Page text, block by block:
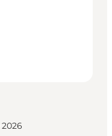
2026